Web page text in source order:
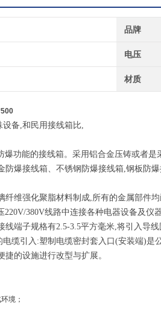
品牌
电压
材质
设备,和民用接线箱比,
爆功能的接线箱。采用铝合金压铸或者是
防爆接线箱、不锈钢防爆接线箱,钢板防
纤维强化聚脂材料制成,所有的金属部件
220V/380V线路中连接各种电器设备及仪
线端子规格有2.5-3.5平方毫米,将引入导线
缆引入 :塑制电缆密封套入口 (安装端)是
的设施进行改型与扩展。
境；